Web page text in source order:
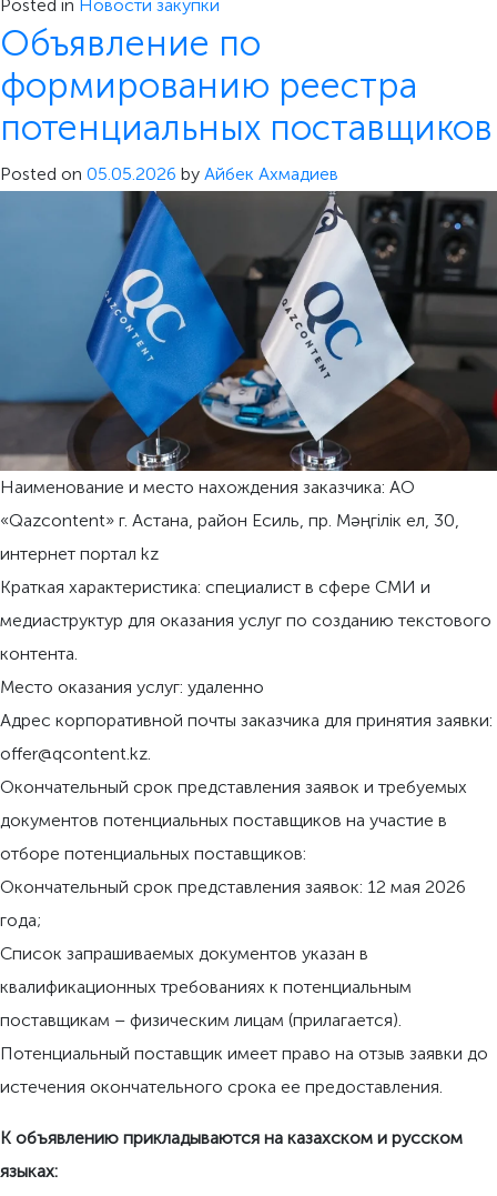
Posted in Новости закупки
Объявление по
формированию реестра
потенциальных поставщиков
Posted on 05.05.2026 by Айбек Ахмадиев
Наименование и место нахождения заказчика: АО
«Qazcontent» г. Астана, район Есиль, пр. Мәңгiлiк eл, 30,
интернет портал kz
Краткая характеристика: специалист в сфере СМИ и
медиаструктур для оказания услуг по созданию текстового
контента.
Место оказания услуг: удаленно
Адрес корпоративной почты заказчика для принятия заявки:
offer@qcontent.kz.
Окончательный срок представления заявок и требуемых
документов потенциальных поставщиков на участие в
отборе потенциальных поставщиков:
Окончательный срок представления заявок: 12 мая 2026
года;
Список запрашиваемых документов указан в
квалификационных требованиях к потенциальным
поставщикам – физическим лицам (прилагается).
Потенциальный поставщик имеет право на отзыв заявки до
истечения окончательного срока ее предоставления.
К объявлению прикладываются на казахском и русском
языках: